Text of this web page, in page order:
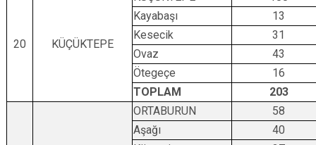
20 KÜÇÜKTEPE
Kayabaşı
13
Kesecik
31
Ovaz
43
Ötegeçe
16
TOPLAM
203
ORTABURUN
58
Aşağı
40